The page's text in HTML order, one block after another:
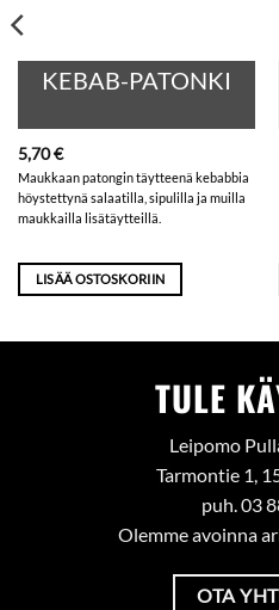
KEBAB-PATONKI
5,70€
Maukkaan patongin täytteenä kebabbia
höystettynä salaatilla, sipulilla ja muilla
maukkailla lisätäytteillä.
LISÄÄ OSTOSKORIIN
TULE
Leipomo
Tarmontie 1,
puh. 03
Olemme avoinna
OTA